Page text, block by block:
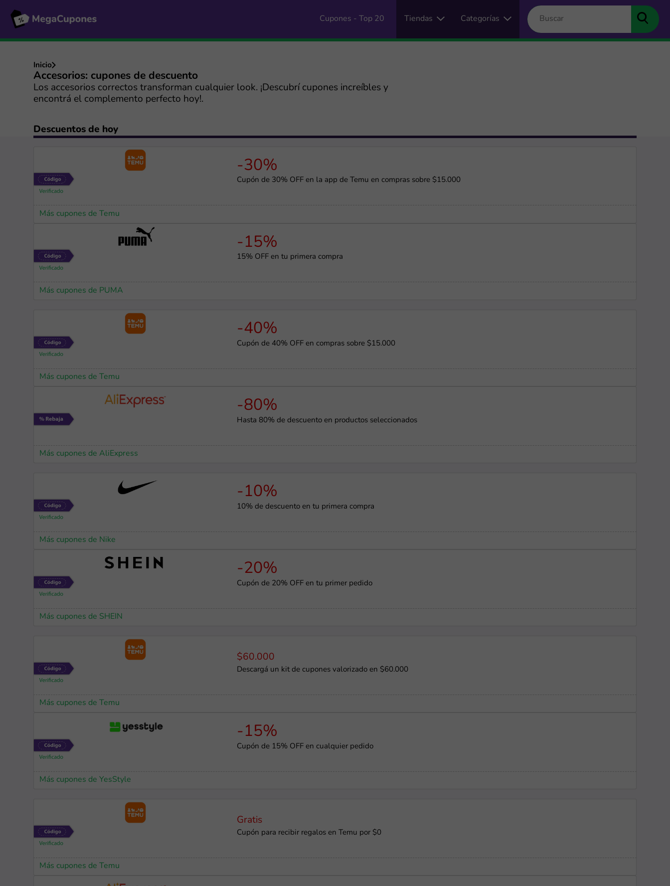
Cupones - Top 20 Tiendas Categorías
Inicio
Accesorios: cupones de descuento
Los accesorios correctos transforman cualquier look. ¡Descubrí cupones increíbles y
encontrá el complemento perfecto hoy!.
Descuentos de hoy
-30%
Cupón de 30% OFF en la app de Temu en compras sobre $15.000
Más cupones de Temu
-15%
15% OFF en tu primera compra
Más cupones de PUMA
-40%
Cupón de 40% OFF en compras sobre $15.000
Más cupones de Temu
-80%
Hasta 80% de descuento en productos seleccionados
Más cupones de AliExpress
-10%
10% de descuento en tu primera compra
Más cupones de Nike
-20%
Cupón de 20% OFF en tu primer pedido
Más cupones de SHEIN
$60.000
Descargá un kit de cupones valorizado en $60.000
Más cupones de Temu
-15%
Cupón de 15% OFF en cualquier pedido
Más cupones de YesStyle
Gratis
Cupón para recibir regalos en Temu por $0
Más cupones de Temu